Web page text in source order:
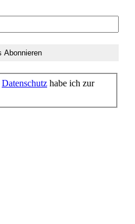
Datenschutz habe ich zur